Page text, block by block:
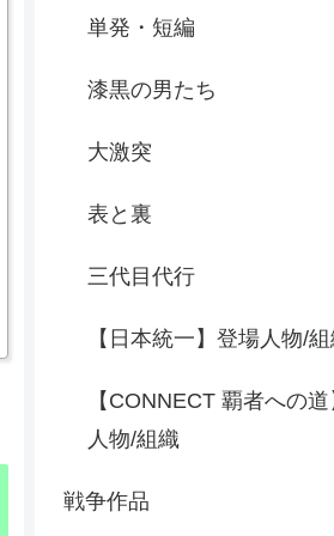
単発・短編
漆黒の男たち
大激突
表と裏
三代目代行
【日本統一】登場人物/
【CONNECT 覇者への
人物/組織
戦争作品